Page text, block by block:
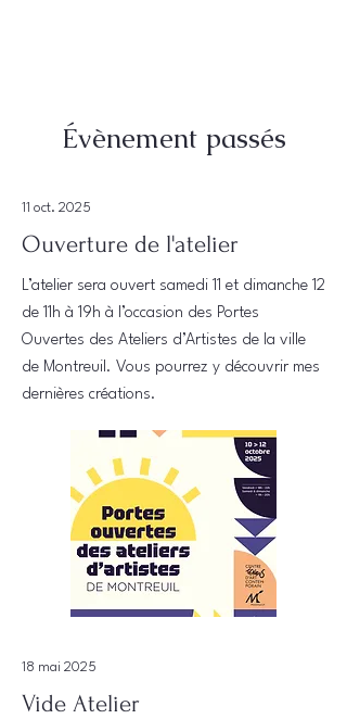
Évènement passés
11 oct. 2025
Ouverture de l'atelier
L’atelier sera ouvert samedi 11 et dimanche 12
de 11h à 19h à l’occasion des Portes
Ouvertes des Ateliers d’Artistes de la ville
de Montreuil. Vous pourrez y découvrir mes
dernières créations.
18 mai 2025
Vide Atelier